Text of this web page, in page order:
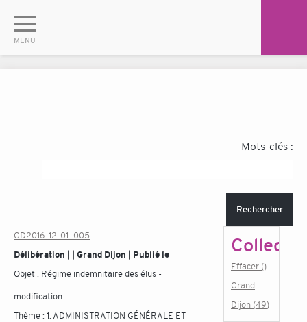
Mots-clés :
Rechercher
GD2016-12-01_005
Délibération | | Grand Dijon | Publié le
Objet : Régime indemnitaire des élus -
modification
Thème :1. ADMINISTRATION GÉNÉRALE ET
Effacer ()
Grand
Dijon (49)